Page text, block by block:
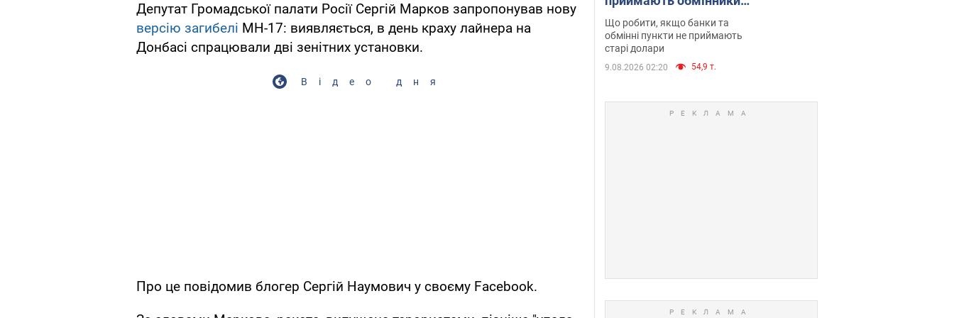
Депутат Громадської палати Росії Сергій Марков запропонував нову
версію загибелі МН-17: виявляється, в день краху лайнера на
Донбасі спрацювали дві зенітних установки.
Відео дня
Про це повідомив блогер Сергій Наумович у своєму Facebook.
та банки такі купюри
Що робити, якщо банки та
обмінні пункти не приймають
старі долари
9.08.2026 02:20 54,9 т.